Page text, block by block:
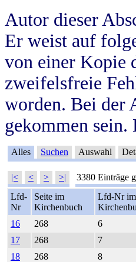
Autor dieser
Er weist auf
von einer Kopie
zweifelsfreie
worden. Bei der
gekommen
Alles Suchen Auswahl
|< < > >| 3380 Einträge
Lfd-
Nr
Seite im
Kirchenbuch
Lfd-Nr im
16
268 6
17
268 7
18
268 8